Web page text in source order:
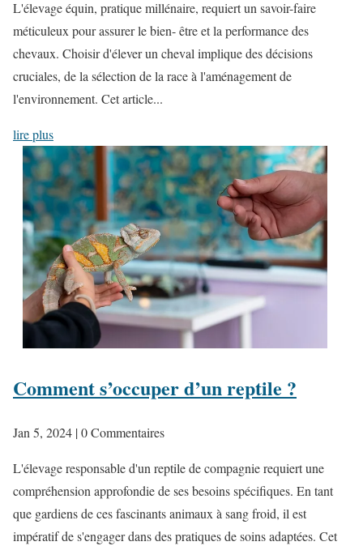
L'élevage équin, pratique millénaire, requiert un savoir-faire
méticuleux pour assurer le bien- être et la performance des
chevaux. Choisir d'élever un cheval implique des décisions
cruciales, de la sélection de la race à l'aménagement de
l'environnement. Cet article...
lire plus
Comment s’occuper d’un reptile ?
Jan 5, 2024 | 0 Commentaires
L'élevage responsable d'un reptile de compagnie requiert une
compréhension approfondie de ses besoins spécifiques. En tant
que gardiens de ces fascinants animaux à sang froid, il est
impératif de s'engager dans des pratiques de soins adaptées. Cet